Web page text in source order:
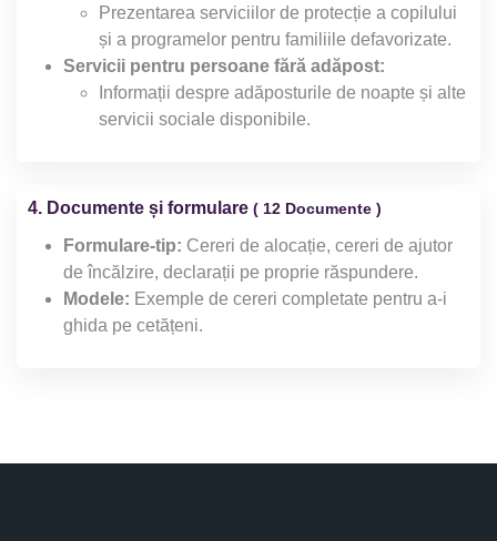
Prezentarea serviciilor de protecție a copilului
și a programelor pentru familiile defavorizate.
Servicii pentru persoane fără adăpost:
Informații despre adăposturile de noapte și alte
servicii sociale disponibile.
4. Documente și formulare ( 12 Documente )
Formulare-tip: Cereri de alocație, cereri de ajutor
de încălzire, declarații pe proprie răspundere.
Modele: Exemple de cereri completate pentru a-i
ghida pe cetățeni.